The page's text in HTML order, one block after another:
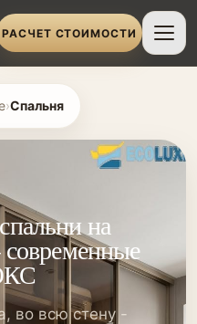
РАСЧЕТ СТОИМОСТИ
›Спальня
на
во всю стену -